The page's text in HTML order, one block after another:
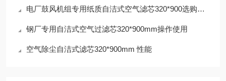
电厂鼓风机组专用纸质自洁式空气滤芯320*900选购指南
钢厂专用自洁式空气过滤芯320*900mm操作使用
空气除尘自洁式滤芯320*900mm 性能